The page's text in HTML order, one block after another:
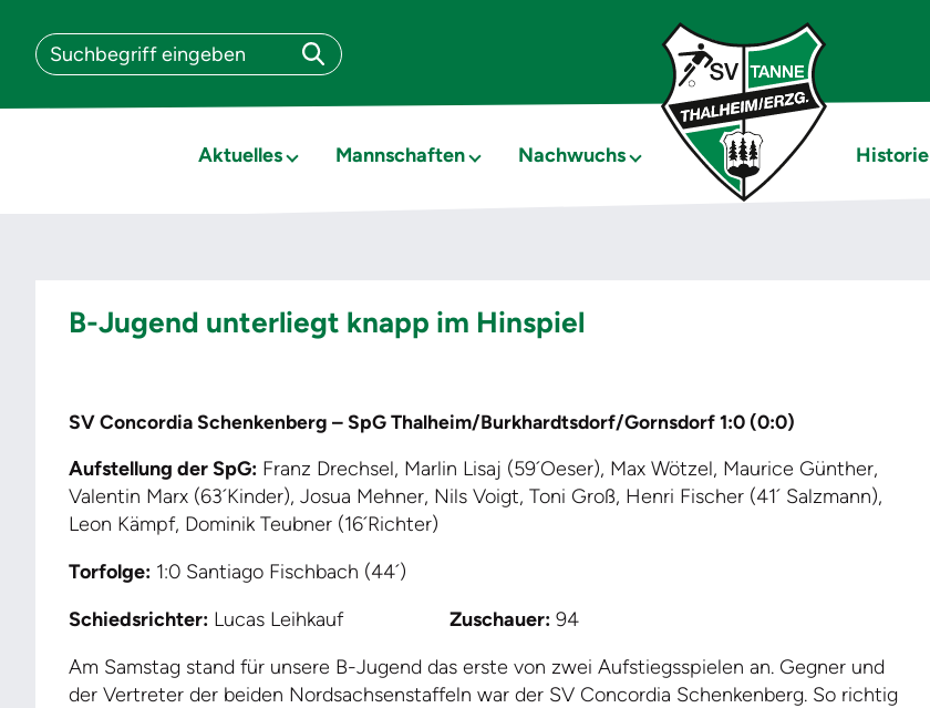
Aktuelles Mannschaften Nachwuchs Historie
B-Jugend unterliegt knapp im Hinspiel
SV Concordia Schenkenberg – SpG Thalheim/Burkhardtsdorf/Gornsdorf 1:0 (0:0)
Aufstellung der SpG: Franz Drechsel, Marlin Lisaj (59´Oeser), Max Wötzel, Maurice Günther,
Valentin Marx (63´Kinder), Josua Mehner, Nils Voigt, Toni Groß, Henri Fischer (41´ Salzmann),
Leon Kämpf, Dominik Teubner (16´Richter)
Torfolge: 1:0 Santiago Fischbach (44´)
Schiedsrichter: Lucas Leihkauf Zuschauer: 94
Am Samstag stand für unsere B-Jugend das erste von zwei Aufstiegsspielen an. Gegner und
der Vertreter der beiden Nordsachsenstaffeln war der SV Concordia Schenkenberg. So richtig